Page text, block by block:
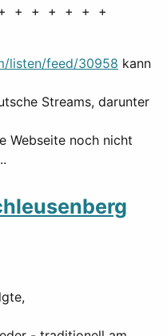
+ + + + + +
listen/feed/30958 kann
Streams, darunter
Webseite noch nicht